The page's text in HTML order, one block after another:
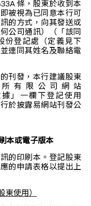
條，股東於收到本
被視為已同意本行可
的方式，向其發送或
公司通訊）（「該同
份登記處（定義見下
連同其姓名及聯絡電
刊發，本行建議股東
有限公司網站
據」一欄下登記使用
於披露易網站刊發公
或電子版本
的印刷本。登記股東
的申請表格以提出上
東使用）